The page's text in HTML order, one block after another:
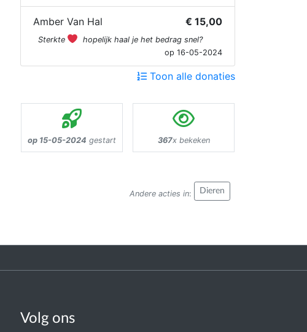
Amber Van Hal € 15,00
Sterkte
hopelijk haal je het bedrag snel?
op 16-05-2024
Toon alle donaties
op 15-05-2024 gestart 367x bekeken
Andere acties in: Dieren
Volg ons